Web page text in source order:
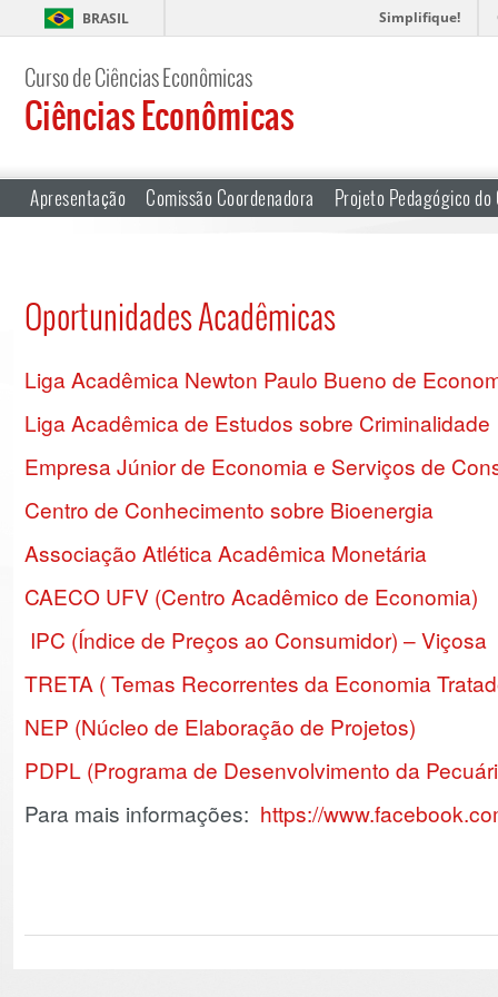
BRASIL Simplifique!
Curso de Ciências Econômicas
Ciências Econômicas
Apresentação Comissão Coordenadora Projeto Pedagógico do
Oportunidades Acadêmicas
Liga Acadêmica Newton Paulo Bueno de
Liga Acadêmica de Estudos sobre Criminalidade
Empresa Júnior de Economia e Serviços de
Centro de Conhecimento sobre Bioenergia
Associação Atlética Acadêmica Monetária
CAECO UFV (Centro Acadêmico de Economia)
IPC (Índice de Preços ao Consumidor) – Viçosa
TRETA ( Temas Recorrentes da Economia
NEP (Núcleo de Elaboração de Projetos)
PDPL (Programa de Desenvolvimento da
Para mais informações: https://